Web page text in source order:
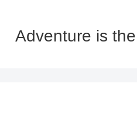
Adventure is